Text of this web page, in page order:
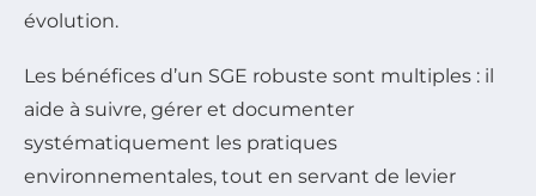
évolution.
Les bénéfices d’un SGE robuste sont multiples : il
aide à suivre, gérer et documenter
systématiquement les pratiques
environnementales, tout en servant de levier